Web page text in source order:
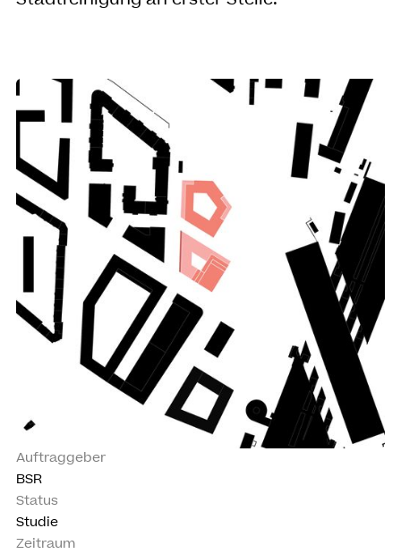
Auftraggeber
BSR
Status
Studie
Zeitraum